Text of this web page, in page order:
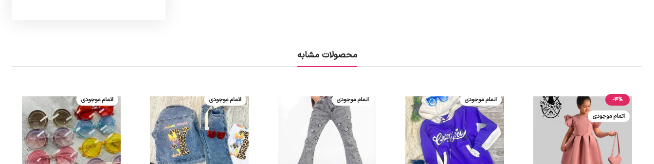
محصولات مشابه
-4%
اتمام موجودی
اتمام موجودی اتمام موجودی اتمام موجودی اتمام موجودی